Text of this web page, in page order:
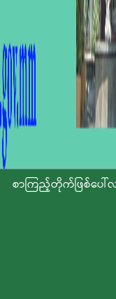
စာကြည့်တိုက်ဖြစ်ပေါ်